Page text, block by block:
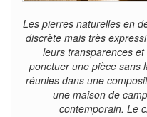
Les pierres naturelles en
discrète mais très
leurs transparences
ponctuer une pièce sans
réunies dans une
une maison de
contemporain. Le